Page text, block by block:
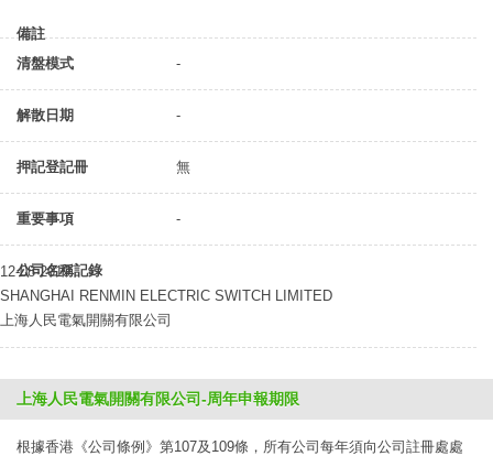
備註
清盤模式
-
解散日期 -
押記登記冊 無
重要事項 -
公司名稱記錄
12-08-2019
SHANGHAI RENMIN ELECTRIC SWITCH LIMITED
上海人民電氣開關有限公司
上海人民電氣開關有限公司-周年申報期限
根據香港《公司條例》第107及109條，所有公司每年須向公司註冊處處